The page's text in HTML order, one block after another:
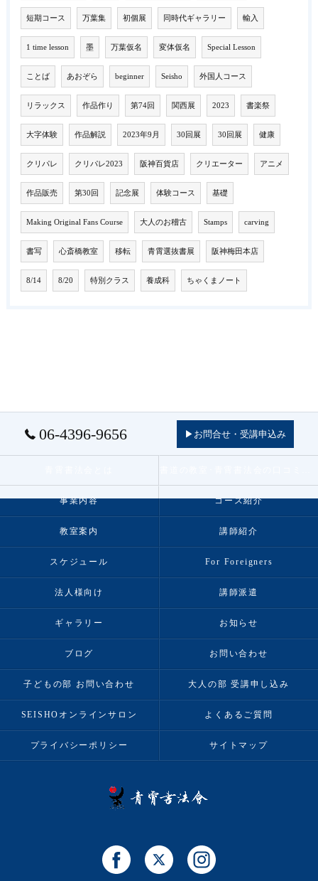
短期コース 万葉集 初個展 同時代ギャラリー 輸入
1 time lesson 墨 万葉仮名 変体仮名 Special Lesson
ことば あおぞら beginner Seisho 外国人コース
リラックス 作品作り 第74回 関西展 2023 書楽祭
大字体験 作品解説 2023年9月 30回展 30回展 健康
クリパレ クリパレ2023 阪神百貨店 クリエーター アニメ
作品販売 第30回 記念展 体験コース 基礎
Making Original Fans Course 大人のお稽古 Stamps carving
書写 心斎橋教室 移転 青霄選抜書展 阪神梅田本店
8/14 8/20 特別クラス 養成科 ちゃくまノート
06-4396-9656 ▶お問合せ・受講申込み
事業内容 コース紹介
教室案内 講師紹介
スケジュール For Foreigners
法人様向け 講師派遣
ギャラリー お知らせ
ブログ お問い合わせ
子どもの部 お問い合わせ 大人の部 受講申し込み
SEISHOオンラインサロン よくあるご質問
プライバシーポリシー サイトマップ